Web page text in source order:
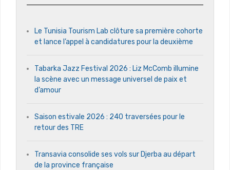
Le Tunisia Tourism Lab clôture sa première cohorte
et lance l’appel à candidatures pour la deuxième
Tabarka Jazz Festival 2026 : Liz McComb illumine
la scène avec un message universel de paix et
d’amour
Saison estivale 2026 : 240 traversées pour le
retour des TRE
Transavia consolide ses vols sur Djerba au départ
de la province française